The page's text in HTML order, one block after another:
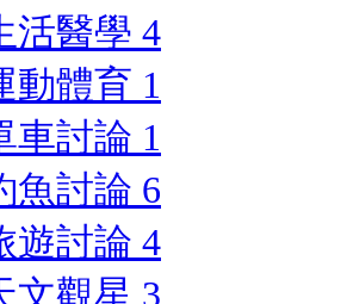
活醫學 4
動體育 1
車討論 1
魚討論 6
遊討論 4
文觀星 3